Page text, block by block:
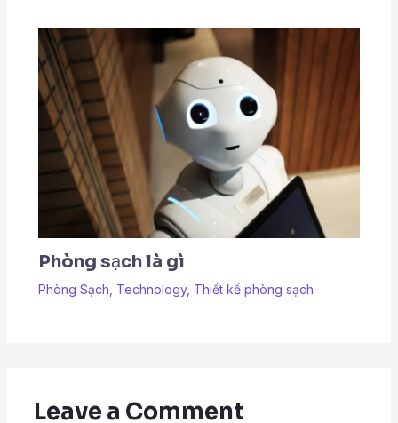
Phòng sạch là gì
Phòng Sạch Technology, Thiết kế phòng sạch
Leave a Comment